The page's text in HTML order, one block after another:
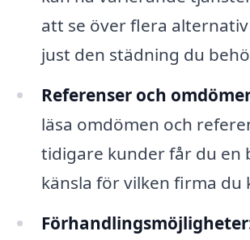
att se över flera
just den städning du
Referenser och
läsa omdömen och
tidigare kunder får du en
känsla för vilken firma du